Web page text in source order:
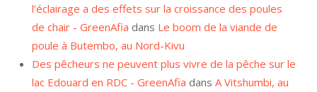
l’éclairage a des effets sur la croissance des poules
de chair - GreenAfia dans Le boom de la viande de
poule à Butembo, au Nord-Kivu
Des pêcheurs ne peuvent plus vivre de la pêche sur le
lac Edouard en RDC - GreenAfia dans A Vitshumbi, au